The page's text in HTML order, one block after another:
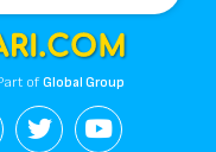
ofGlobal Group